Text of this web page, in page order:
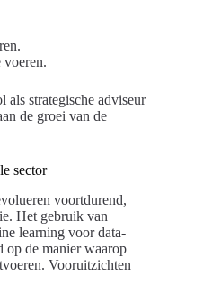
voeren.
strategische adviseur
de groei van de
sector
voortdurend,
Het gebruik van
learning voor data-
op de manier waarop
Vooruitzichten